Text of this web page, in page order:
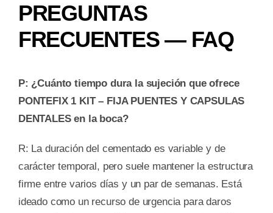
PREGUNTAS
FRECUENTES — FAQ
P: ¿Cuánto tiempo dura la sujeción que ofrece
PONTEFIX 1 KIT – FIJA PUENTES Y CAPSULAS
DENTALES en la boca?
R: La duración del cementado es variable y de
carácter temporal, pero suele mantener la estructura
firme entre varios días y un par de semanas. Está
ideado como un recurso de urgencia para daros